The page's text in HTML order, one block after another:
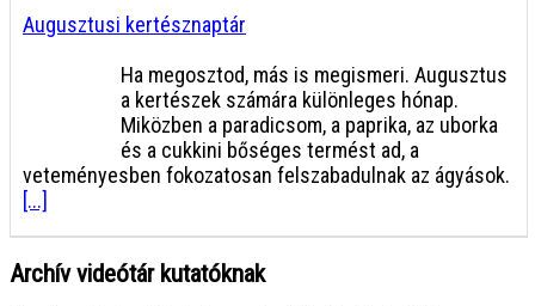
Augusztusi kertésznaptár
Ha megosztod, más is megismeri. Augusztus
a kertészek számára különleges hónap.
Miközben a paradicsom, a paprika, az uborka
és a cukkini bőséges termést ad, a
veteményesben fokozatosan felszabadulnak az ágyások.
[...]
Archív videótár kutatóknak